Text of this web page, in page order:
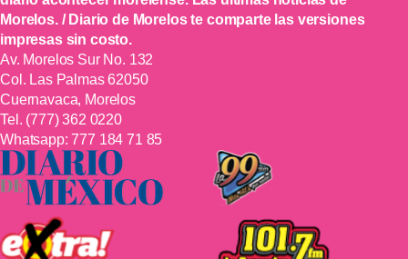
Morelos. / Diario de Morelos te comparte las versiones
impresas sin costo.
Av. Morelos Sur No. 132
Col. Las Palmas 62050
Cuernavaca, Morelos
Tel. (777) 362 0220
Whatsapp:777 184 71 85